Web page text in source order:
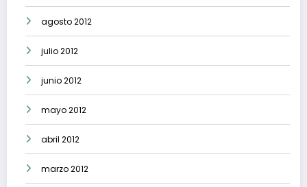
agosto 2012
julio 2012
junio 2012
mayo 2012
abril 2012
marzo 2012